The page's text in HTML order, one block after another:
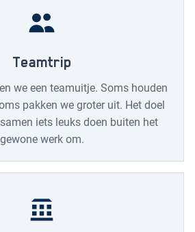
Teamtrip
we een teamuitje. Soms houden
pakken we groter uit. Het doel
iets leuks doen buiten het
gewone werk om.